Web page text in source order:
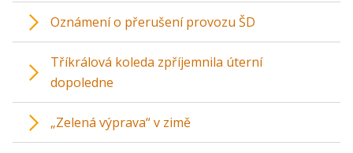
Oznámení o přerušení provozu ŠD
Tříkrálová koleda zpříjemnila úterní
dopoledne
„Zelená výprava“ v zimě